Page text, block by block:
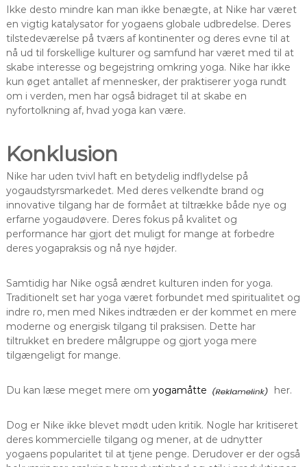
Ikke desto mindre kan man ikke benægte, at Nike har været
en vigtig katalysator for yogaens globale udbredelse. Deres
tilstedeværelse på tværs af kontinenter og deres evne til at
nå ud til forskellige kulturer og samfund har været med til at
skabe interesse og begejstring omkring yoga. Nike har ikke
kun øget antallet af mennesker, der praktiserer yoga rundt
om i verden, men har også bidraget til at skabe en
nyfortolkning af, hvad yoga kan være.
Konklusion
Nike har uden tvivl haft en betydelig indflydelse på
yogaudstyrsmarkedet. Med deres velkendte brand og
innovative tilgang har de formået at tiltrække både nye og
erfarne yogaudøvere. Deres fokus på kvalitet og
performance har gjort det muligt for mange at forbedre
deres yogapraksis og nå nye højder.
Samtidig har Nike også ændret kulturen inden for yoga.
Traditionelt set har yoga været forbundet med spiritualitet og
indre ro, men med Nikes indtræden er der kommet en mere
moderne og energisk tilgang til praksisen. Dette har
tiltrukket en bredere målgruppe og gjort yoga mere
tilgængeligt for mange.
Du kan læse meget mere om yogamåtte her.
Dog er Nike ikke blevet mødt uden kritik. Nogle har kritiseret
deres kommercielle tilgang og mener, at de udnytter
yogaens popularitet til at tjene penge. Derudover er der også